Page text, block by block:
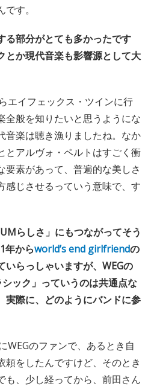
す。
部分がとても多かったです
とか現代音楽も影響源として大
エイフェックス・ツインに行
全般を知りたいと思うようにな
音楽は聴き漁りましたね。なか
とアルヴォ・ペルトはすごく衝
要素があって、普遍的な美しさ
感じさせるっていう意味で、す
らしさ」にもつながってそう
年からworld’s end girlfriendの
いらっしゃいますが、WEGの
ック」っていうのは共通点な
実際に、どのようにバンドに参
WEGのファンで、あるとき自
頼をしたんですけど、そのとき
も、少し経ってから、前田さん